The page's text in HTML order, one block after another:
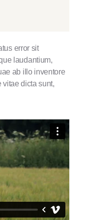
error sit
laudantium,
ab illo inventore
vitae dicta sunt,